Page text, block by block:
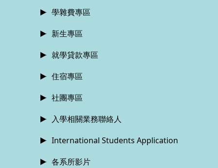
學雜費專區
新生專區
就學貸款專區
住宿專區
社團專區
入學相關業務聯絡人
International Students Application
各系所影片